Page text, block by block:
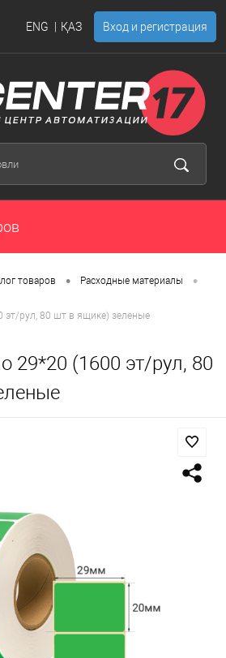
ENG ҚАЗ Вход и регистрация
товаров • Расходные материалы •
эт/рул, 80 шт в ящике) зеленые
29*20 (1600 эт/рул, 80